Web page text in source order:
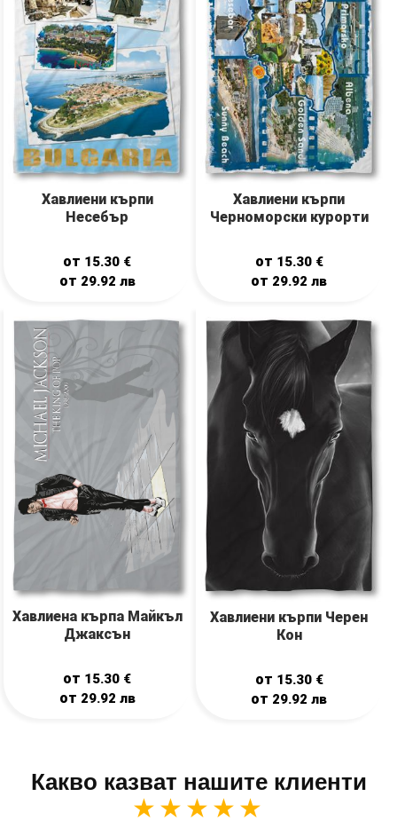
Хавлиени кърпи
Несебър
от 15.30 €
от 29.92 лв
Хавлиени кърпи
Черноморски курорти
от 15.30 €
от 29.92лв
Хавлиена кърпа Майкъл
Джаксън
от 15.30 €
от 29.92 лв
Хавлиени кърпи Черен
Кон
от 15.30 €
от 29.92лв
Какво казват нашите клиенти
★★★★★